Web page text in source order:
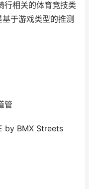
行相关的体育竞技类
于游戏类型的推测
管
by BMX Streets